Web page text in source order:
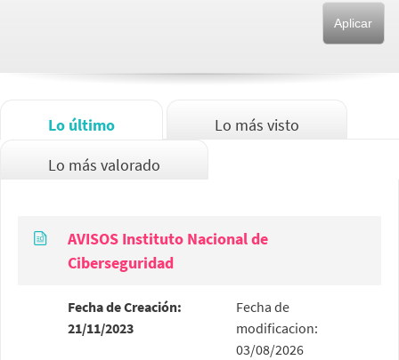
Lo último Lo más visto
Lo más valorado
AVISOS Instituto Nacional de
Ciberseguridad
Fecha de Creación:
21/11/2023
Fecha de
modificacion:
03/08/2026